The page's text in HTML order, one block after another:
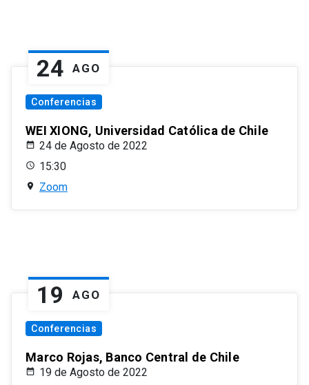
24 AGO
Conferencias
WEI XIONG, Universidad Católica de Chile
24 de Agosto de 2022
15:30
Zoom
19 AGO
Conferencias
Marco Rojas, Banco Central de Chile
19 de Agosto de 2022